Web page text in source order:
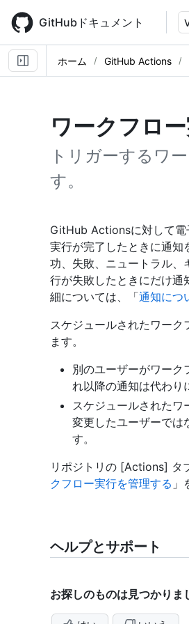
main
content
GitHubドキュメント
ホーム GitHub Actions
ワークフロ
トリガーするワ
す。
GitHub Actionsに対して電
実行が完了したときに通知
功、失敗、ニュートラル、
行が失敗したときにだけ通
細については、「通知につ
スケジュールされたワー
ます。
別のユーザーがワーク
れ以降の通知は代わり
スケジュールされた
変更したユーザーでは
す。
リポジトリの [Actions] タ
クフロー実行を管理する 」
ヘルプとサポート
お探しのものは見つかりま